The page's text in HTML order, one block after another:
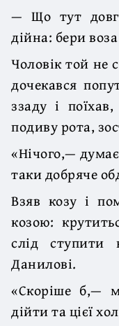
— Що тут
дійна: бери
Чоловік той не
дочекався
ззаду і
подиву рота,
«Нічого,—
таки добряче
Взяв козу і
козою:
слід
Данилові.
«Скоріше б,—
дійти та цієї